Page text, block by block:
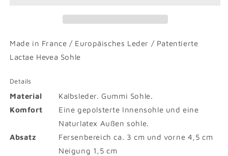
Made in France / Europäisches Leder / Patentierte
Lactae Hevea Sohle
Details
Material
Kalbsleder. Gummi Sohle.
Komfort
Eine gepolsterte Innensohle und eine
Naturlatex Außen sohle.
Absatz
Fersenbereich ca. 3 cm und vorne 4,5 cm
Neigung 1,5 cm